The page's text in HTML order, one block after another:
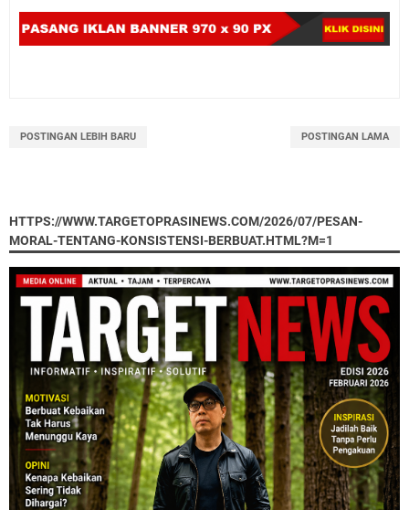
POSTINGAN LEBIH BARU POSTINGAN LAMA
HTTPS://WWW.TARGETOPRASINEWS.COM/2026/07/PESAN-
MORAL-TENTANG-KONSISTENSI-BERBUAT.HTML?M=1